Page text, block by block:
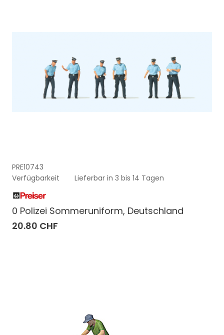
PRE10743
Verfügbarkeit
Lieferbar in 3 bis 14 Tagen
0 Polizei Sommeruniform, Deutschland
20.80 CHF